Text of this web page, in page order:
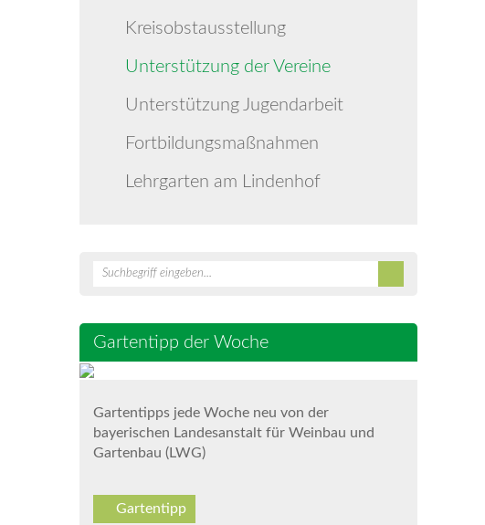
Kreisobstausstellung
Unterstützung der Vereine
Unterstützung Jugendarbeit
Fortbildungsmaßnahmen
Lehrgarten am Lindenhof
Gartentipp der Woche
Gartentipps jede Woche neu von der
bayerischen Landesanstalt für Weinbau und
Gartenbau (LWG)
Gartentipp